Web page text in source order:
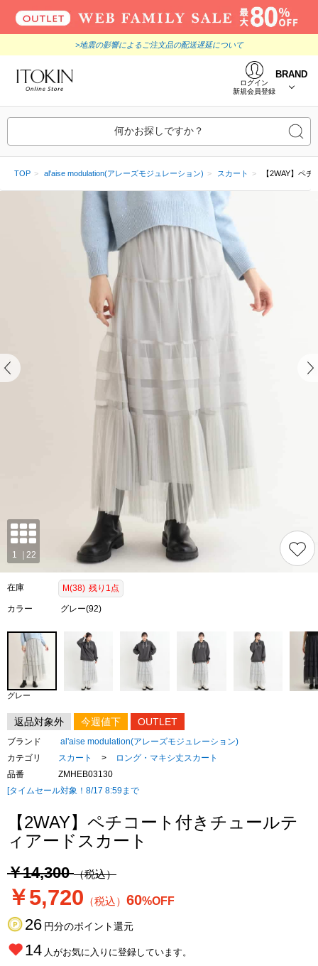
>地震の影響によるご注文品の配送遅延について
ログイン
新規会員登録
BRAND
何かお探しですか？
TOP al'aise modulation(アレーズモジュレーション) スカート 【2WAY】ペ
在庫 M(38) 残り1点
カラー グレー(92)
グレー
返品対象外 今週値下 OUTLET
ブランド
al'aise modulation(アレーズモジュレーション)
カテゴリ
スカート >
ロング・マキシ丈スカート
品番
ZMHEB03130
[タイムセール対象！8/17 8:59まで
【2WAY】ペチコート付きチュールテ
ィアードスカート
￥14,300（税込）
￥5,720 （税込） 60%OFF
26 円分のポイント還元
14 人がお気に入りに登録しています。